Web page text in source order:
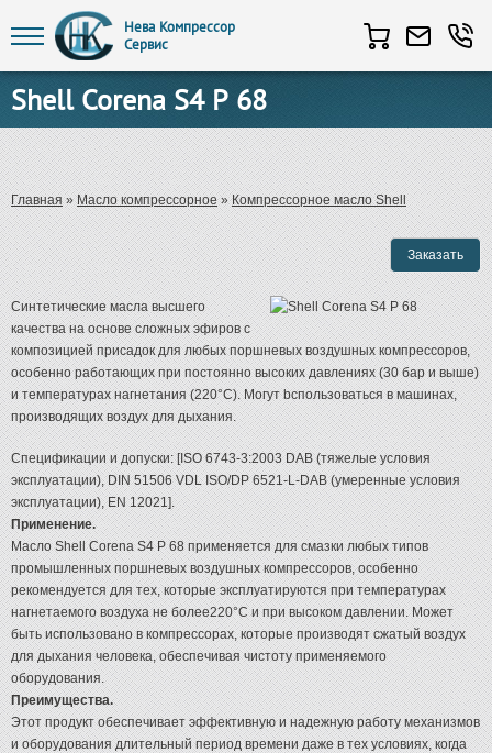
Нева Компрессор
Сервис
Shell Corena S4 P 68
Вы здесь
Главная»Масло компрессорное»Компрессорное масло Shell
Синтетические масла высшего
качества на основе сложныхэфиров с
композицией присадок для любых поршневых воздушных компрессоров,
особенно работающих при постоянновысоких давлениях (30 бар и выше)
и температурах нагнетания (220°C). Могут bспользоваться в машинах,
производящихвоздух для дыхания.
Cпецификации и допуски: [ISO 6743-3:2003 DAB (тяжелыеусловия
эксплуатации), DIN 51506 VDL ISO/DP 6521-L-DAB(умеренные условия
эксплуатации), EN 12021].
Применение.
Масло Shell Corena S4 P 68 применяется для смазки любых типов
промышленных поршневых воздушных компрессоров, особенно
рекомендуется для тех, которые эксплуатируются при температурах
нагнетаемого воздуха не более220°C и при высоком давлении. Может
быть использовано в компрессорах, которые производят сжатый воздух
для дыхания человека, обеспечивая чистоту применяемого
оборудования.
Преимущества.
Этот продукт обеспечивает эффективную и надежную работу механизмов
и оборудования длительный период времени даже в тех условиях, когда